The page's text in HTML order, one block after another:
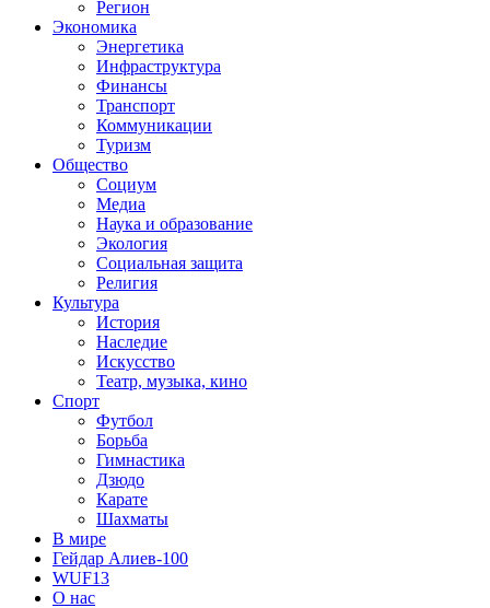
Регион
Экономика
Энергетика
Инфраструктура
Финансы
Транспорт
Коммуникации
Туризм
Общество
Социум
Медиа
Наука и образование
Экология
Социальная защита
Религия
Культура
История
Наследие
Искусство
Театр, музыка, кино
Спорт
Футбол
Борьба
Гимнастика
Дзюдо
Карате
Шахматы
В мире
Гейдар Алиев-100
WUF13
О нас